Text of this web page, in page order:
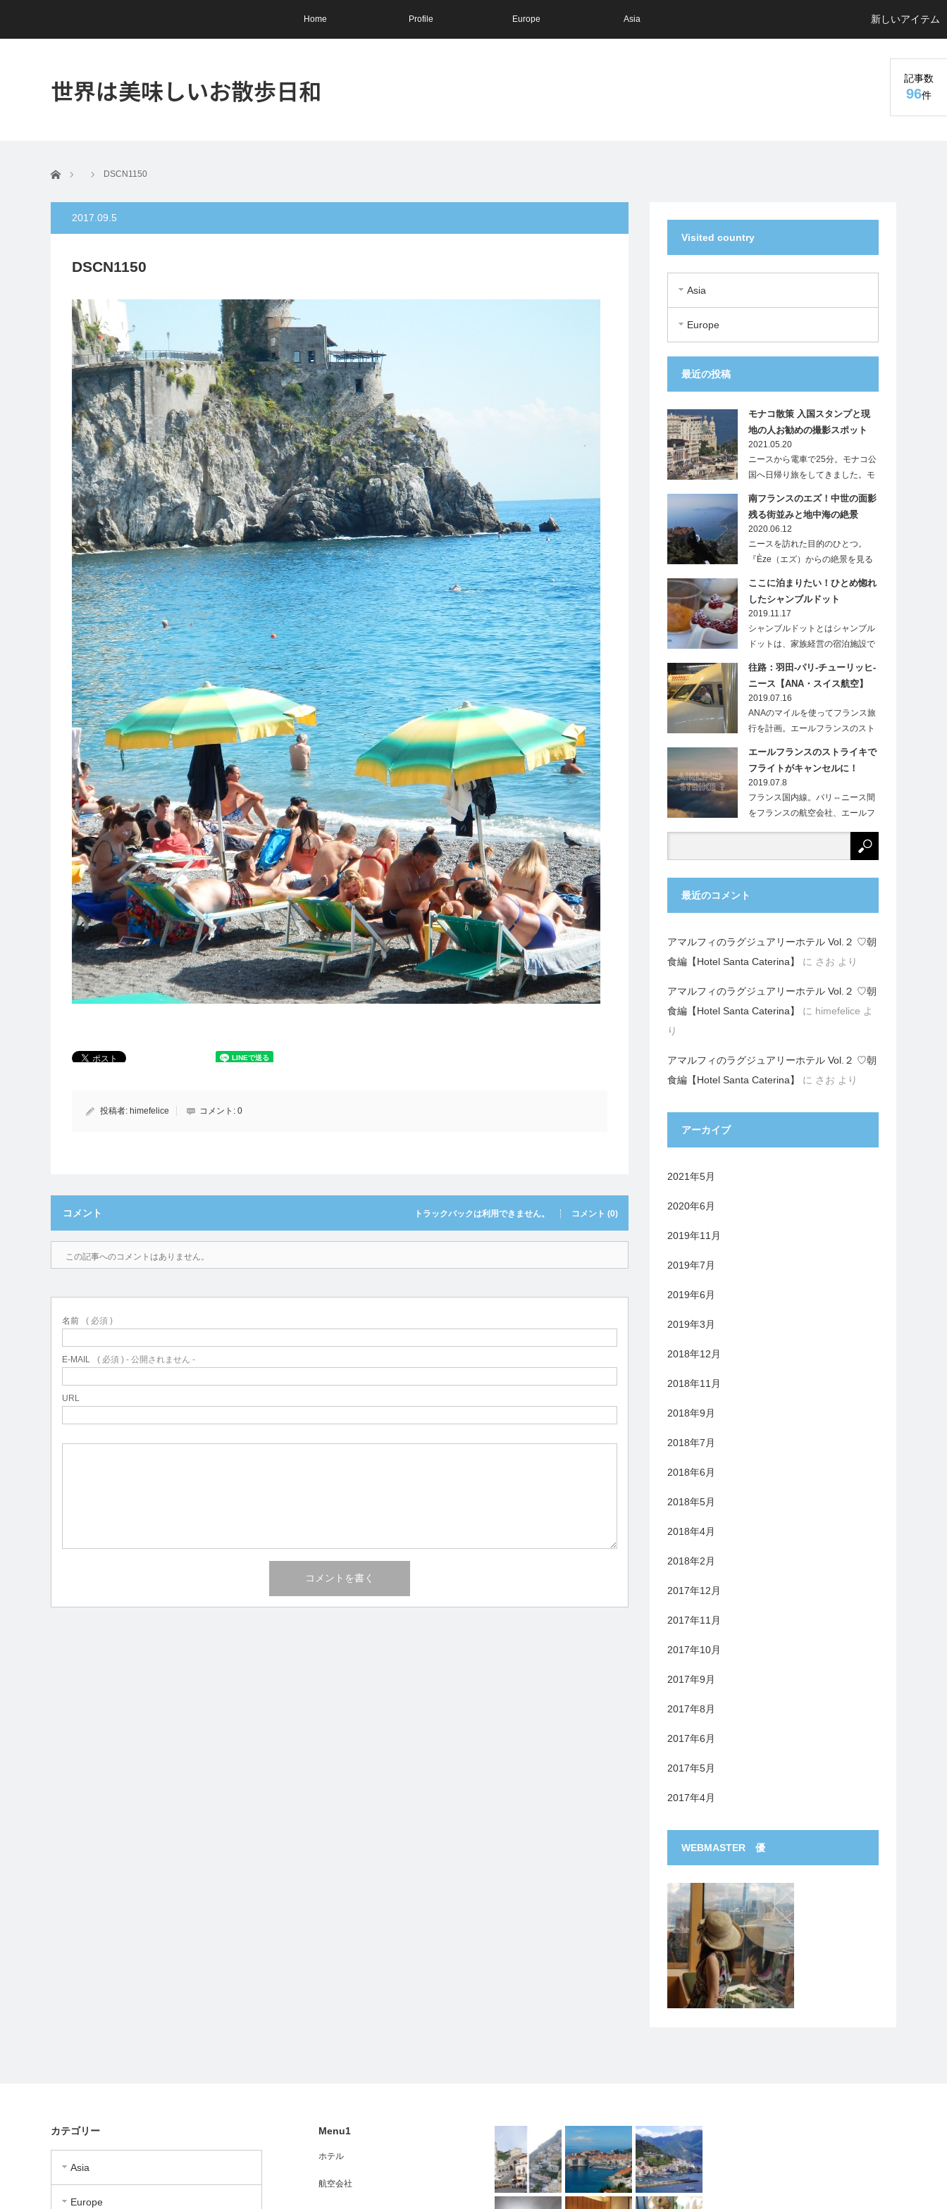
Home Profile Europe Asia 新しいアイテム
世界は美味しいお散歩日和 記事数
96件
ホーム DSCN1150
2017.09.5
DSCN1150
投稿者: himefelice コメント: 0
コメント トラックバックは利用できません。 コメント (0)
この記事へのコメントはありません。
名前 ( 必須 )
E-MAIL ( 必須 ) - 公開されません -
URL
Visited country
Asia
Europe
最近の投稿
モナコ散策 入国スタンプと現
地の人お勧めの撮影スポット
2021.05.20
ニースから電車で25分。モナコ公
国へ日帰り旅をしてきました。モ
南フランスのエズ！中世の面影
残る街並みと地中海の絶景
2020.06.12
ニースを訪れた目的のひとつ。
『Èze（エズ）からの絶景を見る
ここに泊まりたい！ひとめ惚れ
したシャンブルドット
2019.11.17
シャンブルドットとはシャンブル
ドットは、家族経営の宿泊施設で
往路：羽田-パリ-チューリッヒ-
ニース【ANA・スイス航空】
2019.07.16
ANAのマイルを使ってフランス旅
行を計画。エールフランスのスト
エールフランスのストライキで
フライトがキャンセルに！
2019.07.8
フランス国内線。パリ⇔ニース間
をフランスの航空会社、エールフ
最近のコメント
アマルフィのラグジュアリーホテル Vol.２ ♡朝
食編【Hotel Santa Caterina】
に さお より
アマルフィのラグジュアリーホテル Vol.２ ♡朝
食編【Hotel Santa Caterina】
に himefelice よ
り
アマルフィのラグジュアリーホテル Vol.２ ♡朝
食編【Hotel Santa Caterina】
に さお より
アーカイブ
2021年5月
2020年6月
2019年11月
2019年7月
2019年6月
2019年3月
2018年12月
2018年11月
2018年9月
2018年7月
2018年6月
2018年5月
2018年4月
2018年2月
2017年12月
2017年11月
2017年10月
2017年9月
2017年8月
2017年6月
2017年5月
2017年4月
WEBMASTER 優
カテゴリー
Asia
Europe
Menu1
ホテル
航空会社